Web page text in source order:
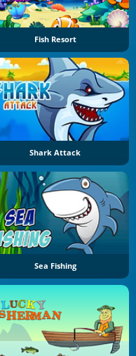
Fish Resort
Shark Attack
Sea Fishing